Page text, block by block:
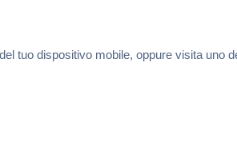
tuo dispositivo mobile, oppure visita uno